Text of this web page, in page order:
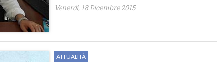
Venerdì, 18 Dicembre 2015
ATTUALITÀ